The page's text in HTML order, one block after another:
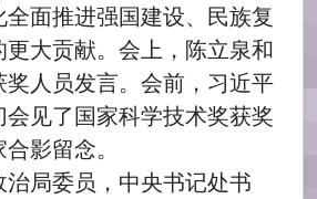
面推进强国建设、民族复
大贡献。会上，陈立泉和
人员发言。会前，习近平
见了国家科学技术奖获奖
影留念。
局委员，中央书记处书